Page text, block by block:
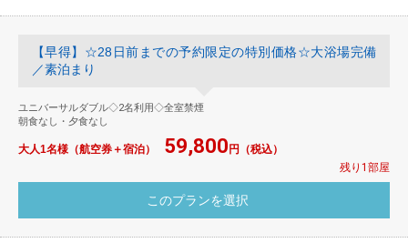
【早得】☆28日前までの予約限定の特別価格☆大浴場完備
／素泊まり
ユニバーサルダブル◇2名利用◇全室禁煙
朝食なし・夕食なし
大人1名様（航空券＋宿泊） 59,800 円（税込）
残り1部屋